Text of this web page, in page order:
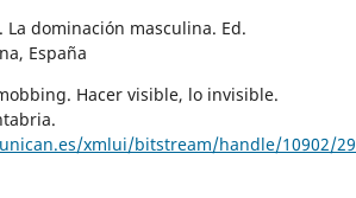
La dominación masculina. Ed.
España
Hacer visible, lo invisible.
xmlui/bitstream/handle/10902/